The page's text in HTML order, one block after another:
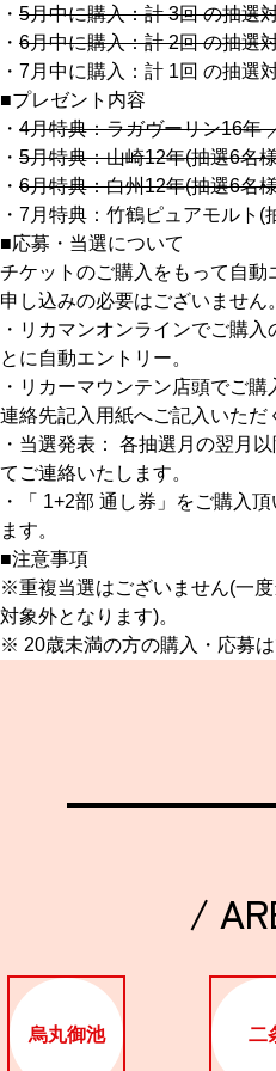
関西で開催。
おすすめの展覧
おすすめの映画
誠光社で選びま
おすすめの本
紹介します。
おすすめのイベ
・ 5月中に購入：計 3回 の抽選
・ 6月中に購入：計 2回 の抽選
・7月中に購入：計 1回 の抽選
■プレゼント内容
・ 4月特典：ラガヴーリン16年
・ 5月特典：山崎12年(抽選6名
・ 6月特典：白州12年(抽選6名
・7月特典：竹鶴ピュアモルト(
■応募・当選について
チケットのご購入をもって自
申し込みの必要はございません。
・リカマンオンラインでご購
とに自動エントリー。
・リカーマウンテン店頭でご
連絡先記入用紙へご記入いただ
・当選発表： 各抽選月の翌月
てご連絡いたします。
・「 1+2部 通し券」をご購入
ます。
■注意事項
※重複当選はございません(一
対象外となります)。
※ 20歳未満の方の購入・応募は
/
烏丸御池 二